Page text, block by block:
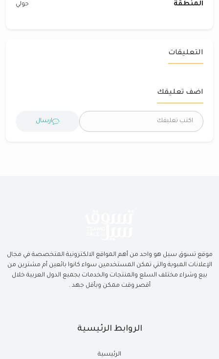
المنطقة حولي
التعليقات
اضف تعليقك
ارسال
موقع تسوق سيل هو واحد من أهم المواقع الالكترونية المتخصصة في مجال
الإعلانات المبوبة والتي تمكن المستخدمين سواء كانوا بائعين أم مشترين من
بيع وشراء مختلف السلع والمنتجات والخدمات بجميع الدول العربية خلال
أقصر وقت ممكن وبأقل جهد .
الروابط الرئيسية
الرئيسية